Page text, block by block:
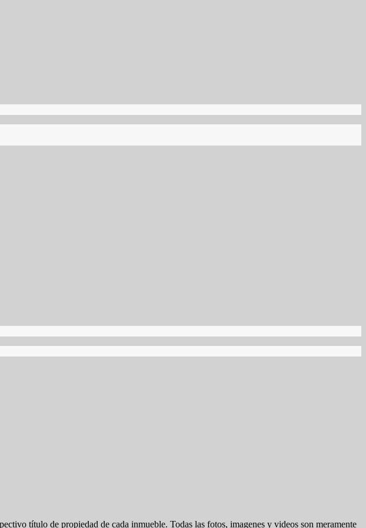
título de propiedad de cada inmueble. Todas las fotos, imagenes y videos son meramente